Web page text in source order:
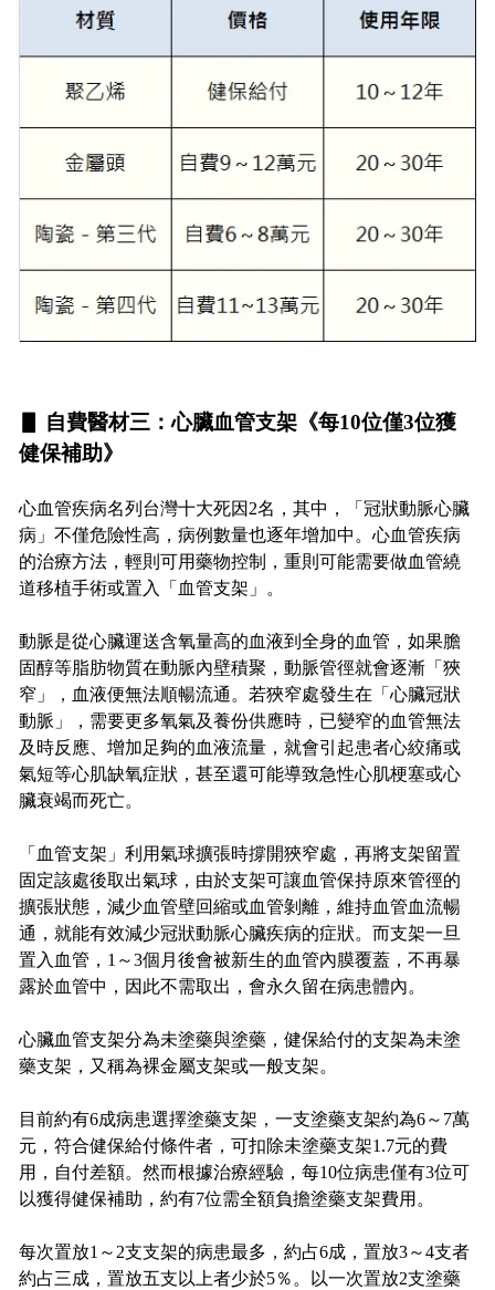
▋ 自費醫材三：心臟血管支架《每10位僅3位獲
健保補助》
心血管疾病名列台灣十大死因2名，其中，「冠狀動脈心臟
病」不僅危險性高，病例數量也逐年增加中。心血管疾病
的治療方法，輕則可用藥物控制，重則可能需要做血管繞
道移植手術或置入「血管支架」。
動脈是從心臟運送含氧量高的血液到全身的血管，如果膽
固醇等脂肪物質在動脈內壁積聚，動脈管徑就會逐漸「狹
窄」，血液便無法順暢流通。若狹窄處發生在「心臟冠狀
動脈」，需要更多氧氣及養份供應時，已變窄的血管無法
及時反應、增加足夠的血液流量，就會引起患者心絞痛或
氣短等心肌缺氧症狀，甚至還可能導致急性心肌梗塞或心
臟衰竭而死亡。
「血管支架」利用氣球擴張時撐開狹窄處，再將支架留置
固定該處後取出氣球，由於支架可讓血管保持原來管徑的
擴張狀態，減少血管壁回縮或血管剝離，維持血管血流暢
通，就能有效減少冠狀動脈心臟疾病的症狀。而支架一旦
置入血管，1～3個月後會被新生的血管內膜覆蓋，不再暴
露於血管中，因此不需取出，會永久留在病患體內。
心臟血管支架分為未塗藥與塗藥，健保給付的支架為未塗
藥支架，又稱為裸金屬支架或一般支架。
目前約有6成病患選擇塗藥支架，一支塗藥支架約為6～7萬
元，符合健保給付條件者，可扣除未塗藥支架1.7元的費
用，自付差額。然而根據治療經驗，每10位病患僅有3位可
以獲得健保補助，約有7位需全額負擔塗藥支架費用。
每次置放1～2支支架的病患最多，約占6成，置放3～4支者
約占三成，置放五支以上者少於5％。以一次置放2支塗藥